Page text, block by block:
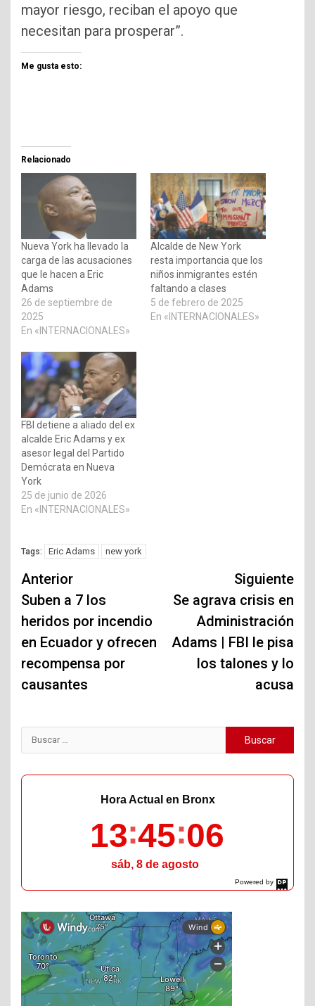
mayor riesgo, reciban el apoyo que
necesitan para prosperar”.
Me gusta esto:
Relacionado
Nueva York ha llevado la
carga de las acusaciones
que le hacen a Eric
Adams
26 de septiembre de
2025
En «INTERNACIONALES»
Alcalde de New York
resta importancia que los
niños inmigrantes estén
faltando a clases
5 de febrero de 2025
En «INTERNACIONALES»
FBI detiene a aliado del ex
alcalde Eric Adams y ex
asesor legal del Partido
Demócrata en Nueva
York
25 de junio de 2026
En «INTERNACIONALES»
Tags: Eric Adams new york
Navegación
de
entradas
Anterior
Suben a 7 los
heridos por incendio
en Ecuador y ofrecen
recompensa por
causantes
Siguiente
Se agrava crisis en
Administración
Adams | FBI le pisa
los talones y lo
acusa
Buscar:
Powered by
DaysPedia.com
Hora Actual en Bronx
13 45 08
sáb, 8 de agosto